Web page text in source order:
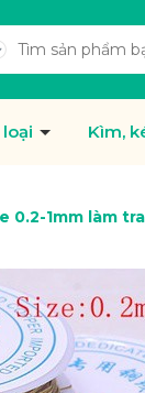
Kìm,
0.2-1mm làm